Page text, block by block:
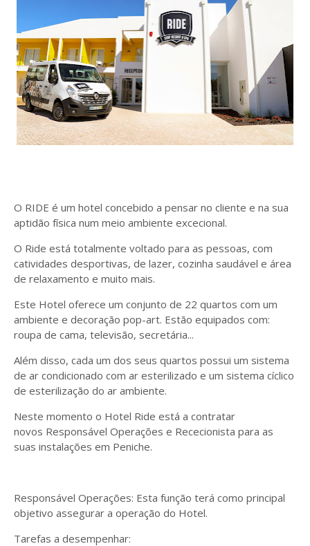
O RIDE é um hotel concebido a pensar no cliente e na sua
aptidão física num meio ambiente excecional.
O Ride está totalmente voltado para as pessoas, com
catividades desportivas, de lazer, cozinha saudável e área
de relaxamento e muito mais.
Este Hotel oferece um conjunto de 22 quartos com um
ambiente e decoração pop-art. Estão equipados com:
roupa de cama, televisão, secretária...
Além disso, cada um dos seus quartos possui um sistema
de ar condicionado com ar esterilizado e um sistema cíclico
de esterilização do ar ambiente.
Neste momento o Hotel Ride está a contratar
novos Responsável Operações e Rececionista para as
suas instalações em Peniche.
Responsável Operações: Esta função terá como principal
objetivo assegurar a operação do Hotel.
Tarefas a desempenhar: